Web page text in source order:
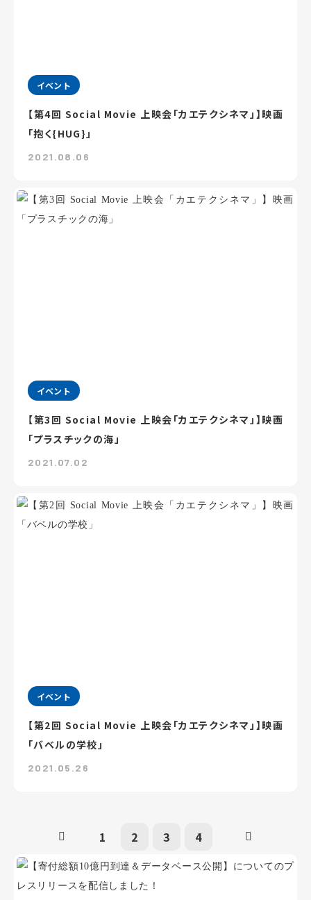
イベント
【第4回 Social Movie 上映会「カエテクシネマ」】映画
「抱く{HUG}」
2021.08.06
イベント
【第3回 Social Movie 上映会「カエテクシネマ」】映画
「プラスチックの海」
2021.07.02
イベント
【第2回 Social Movie 上映会「カエテクシネマ」】映画
「バベルの学校」
2021.05.26
1 2 3 4